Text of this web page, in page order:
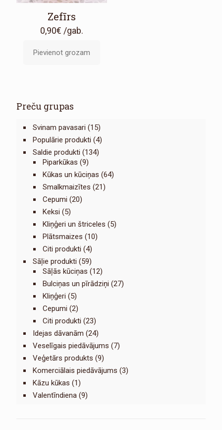
Zefīrs
0,90€ /gab.
Pievienot grozam
Preču grupas
Svinam pavasari (15)
Populārie produkti (4)
Saldie produkti (134)
Piparkūkas (9)
Kūkas un kūciņas (64)
Smalkmaizītes (21)
Cepumi (20)
Keksi (5)
Kliņģeri un štriceles (5)
Plātsmaizes (10)
Citi produkti (4)
Sāļie produkti (59)
Sāļās kūciņas (12)
Bulciņas un pīrādziņi (27)
Kliņģeri (5)
Cepumi (2)
Citi produkti (23)
Idejas dāvanām (24)
Veselīgais piedāvājums (7)
Veģetārs produkts (9)
Komerciālais piedāvājums (3)
Kāzu kūkas (1)
Valentīndiena (9)